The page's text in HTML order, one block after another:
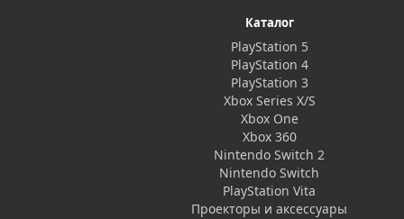
Каталог
PlayStation 5
PlayStation 4
PlayStation 3
Xbox Series X/S
Xbox One
Xbox 360
Nintendo Switch 2
Nintendo Switch
PlayStation Vita
Проекторы и аксессуары